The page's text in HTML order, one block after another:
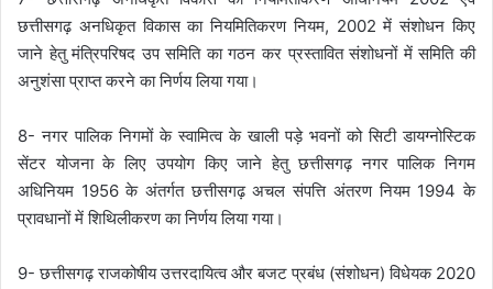
छत्तीसगढ़ अनधिकृत विकास का नियमितिकरण नियम, 2002 में संशोधन किए
जाने हेतु मंत्रिपरिषद उप समिति का गठन कर प्रस्तावित संशोधनों में समिति की
अनुशंसा प्राप्त करने का निर्णय लिया गया।
8- नगर पालिक निगमों के स्वामित्व के खाली पड़े भवनों को सिटी डायग्नोस्टिक
सेंटर योजना के लिए उपयोग किए जाने हेतु छत्तीसगढ़ नगर पालिक निगम
अधिनियम 1956 के अंतर्गत छत्तीसगढ़ अचल संपत्ति अंतरण नियम 1994 के
प्रावधानों में शिथिलीकरण का निर्णय लिया गया।
9- छत्तीसगढ़ राजकोषीय उत्तरदायित्व और बजट प्रबंध (संशोधन) विधेयक 2020